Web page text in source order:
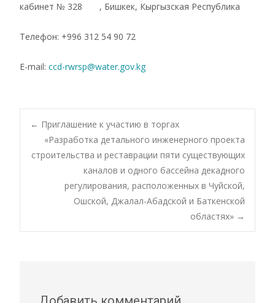
кабинет № 328 , Бишкек, Кыргызская Республика
Телефон: +996 312 54 90 72
E-mail: ccd-rwrsp@water.gov.kg
← Приглашение к участию в торгах
«Разработка детального инженерного проекта
строительства и реставрации пяти существующих
каналов и одного бассейна декадного
регулирования, расположенных в Чуйской,
Ошской, Джалал-Абадской и Баткенской
областях» →